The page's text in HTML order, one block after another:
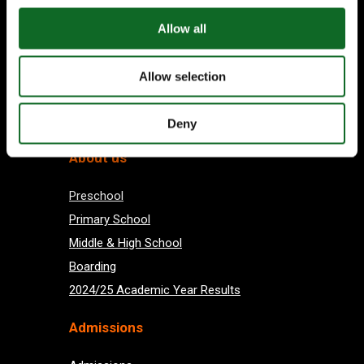
Allow all
Allow selection
Deny
Subscribe
Admissions
About us
Preschool
Primary School
Middle & High School
Boarding
2024/25 Academic Year Results